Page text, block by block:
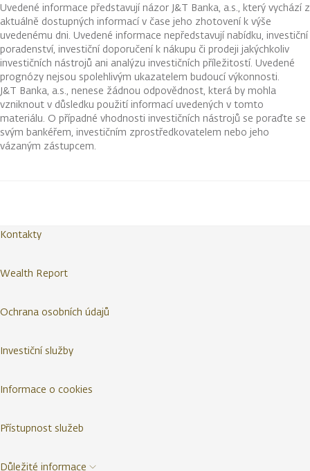
Uvedené informace představují názor J&T Banka, a.s., který vychází z
aktuálně dostupných informací v čase jeho zhotovení k výše
uvedenému dni. Uvedené informace nepředstavují nabídku, investiční
poradenství, investiční doporučení k nákupu či prodeji jakýchkoliv
investičních nástrojů ani analýzu investičních příležitostí. Uvedené
prognózy nejsou spolehlivým ukazatelem budoucí výkonnosti.
J&T Banka, a.s., nenese žádnou odpovědnost, která by mohla
vzniknout v důsledku použití informací uvedených v tomto
materiálu. O případné vhodnosti investičních nástrojů se poraďte se
svým bankéřem, investičním zprostředkovatelem nebo jeho
vázaným zástupcem.
Kontakty
Wealth Report
Ochrana osobních údajů
Investiční služby
Informace o cookies
Přístupnost služeb
Důležité informace